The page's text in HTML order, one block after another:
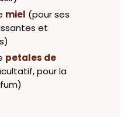
miel (pour ses
et
petales de
pour la